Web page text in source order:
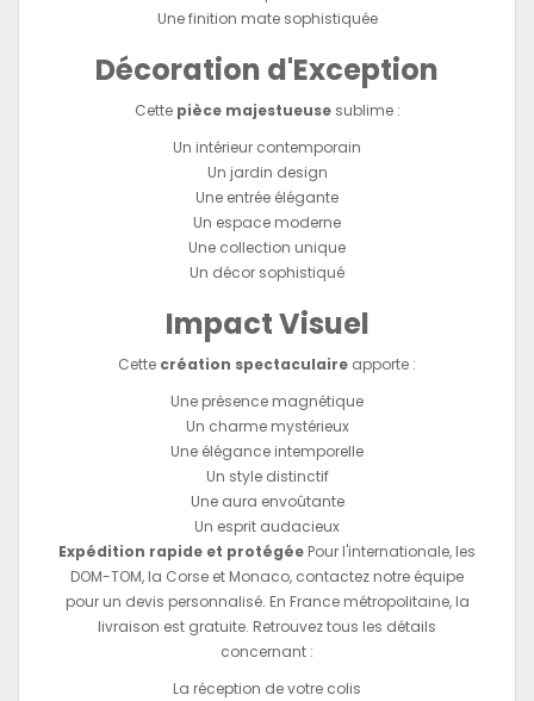
Une finition mate sophistiquée
Décoration d'Exception
Cette pièce majestueusesublime :
Un intérieur contemporain
Un jardin design
Une entrée élégante
Un espace moderne
Une collection unique
Un décor sophistiqué
Impact Visuel
Cette création spectaculaire apporte :
Une présence magnétique
Un charme mystérieux
Une élégance intemporelle
Un style distinctif
Une aura envoûtante
Un esprit audacieux
Expédition rapide et protégée Pour l'internationale, les
DOM-TOM, la Corse et Monaco, contactez notre équipe
pour un devis personnalisé. En France métropolitaine, la
livraison est gratuite. Retrouvez tous les détails
concernant :
La réception de votre colis